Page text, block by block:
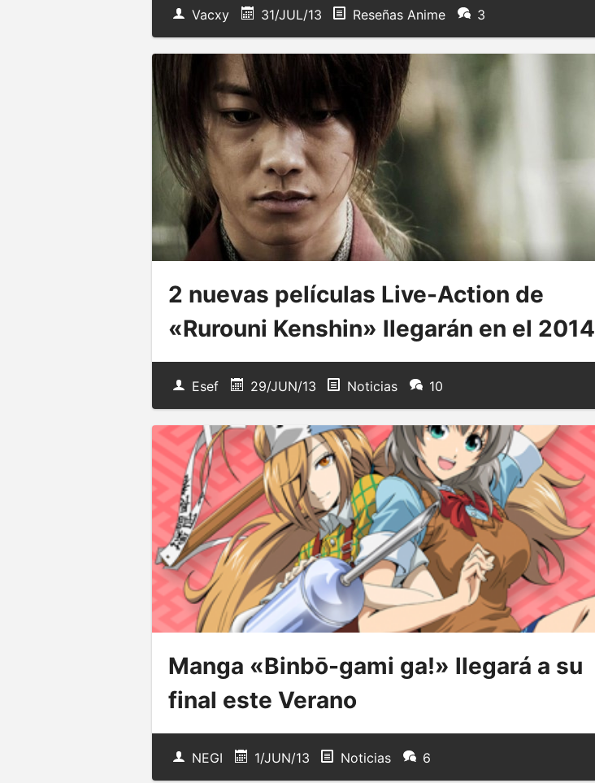
Vacxy 31/JUL/13 Reseñas Anime 3
2 nuevas películas Live-Action de
«Rurouni Kenshin» llegarán en el 2014
Esef 29/JUN/13 Noticias 10
Manga «Binbō-gami ga!» llegará a su
final este Verano
NEGI 1/JUN/13 Noticias 6